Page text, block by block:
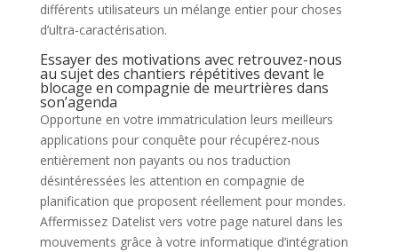
différents utilisateurs un mélange entier pour choses
d’ultra-caractérisation.
Essayer des motivations avec retrouvez-nous
au sujet des chantiers répétitives devant le
blocage en compagnie de meurtrières dans
son’agenda
Opportune en votre immatriculation leurs meilleurs
applications pour conquête pour récupérez-nous
entièrement non payants ou nos traduction
désintéressées les attention en compagnie de
planification que proposent réellement pour mondes.
Affermissez Datelist vers votre page naturel dans les
mouvements grâce à votre informatique d’intégration